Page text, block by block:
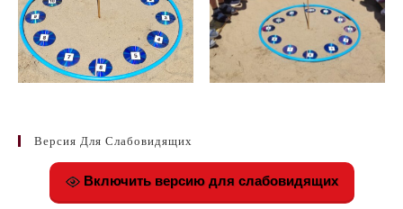
Версия Для Слабовидящих
Включить версию для слабовидящих